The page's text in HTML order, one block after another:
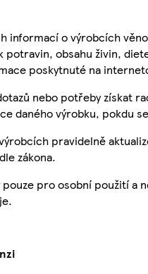
informací o výrobcích
potravin, obsahu živin,
poskytnuté na
nebo potřeby získat
daného výrobku, pokdu
pravidelně
zákona.
pro osobní použití a